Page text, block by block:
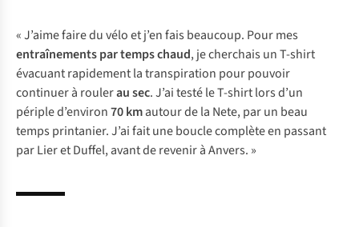
« J’aime faire du vélo et j’en fais beaucoup. Pour mes
entraînements par temps chaud, je cherchais un T-shirt
évacuant rapidement la transpiration pour pouvoir
continuer à roulerau sec. J’ai testé le T-shirt lors d’un
périple d’environ70 kmautour de la Nete, par un beau
temps printanier. J’ai fait une boucle complète en passant
par Lier et Duffel, avant de revenir à Anvers. »